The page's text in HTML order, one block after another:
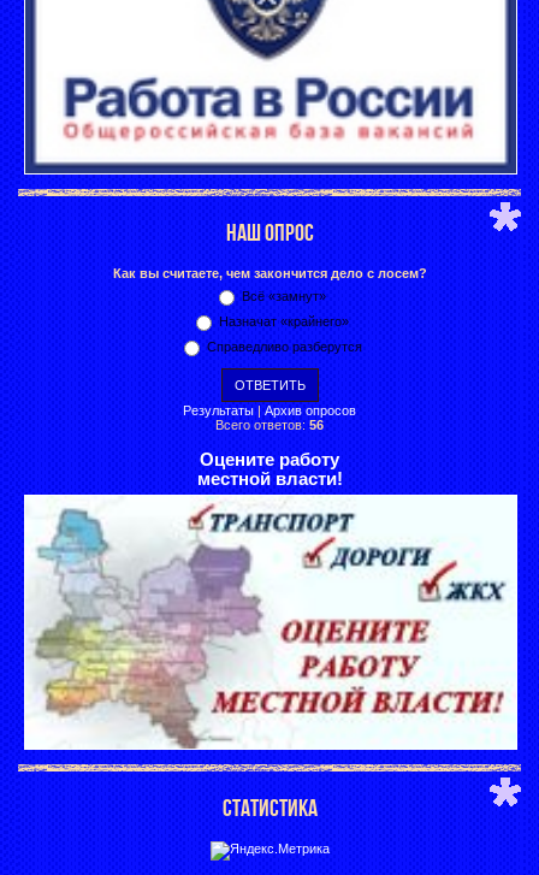
НАШ ОПРОС
Как вы считаете, чем закончится дело с лосем?
Всё «замнут»
Назначат «крайнего»
Справедливо разберутся
Результаты | Архив опросов
Всего ответов: 56
Оцените работу
местной власти!
СТАТИСТИКА